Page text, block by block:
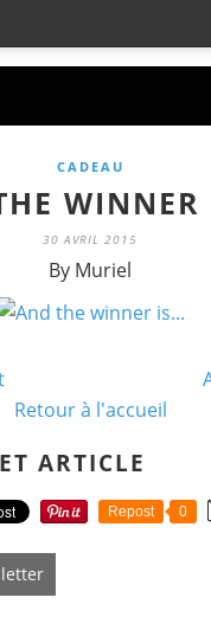
CADEAU
WINNER
30 AVRIL 2015
By Muriel
Retour à l'accueil
ARTICLE
Repost 0